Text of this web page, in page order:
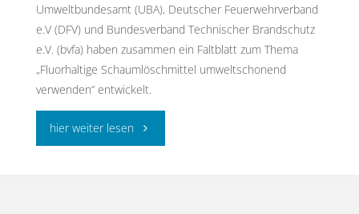
Umweltbundesamt (UBA), Deutscher Feuerwehrverband
e.V (DFV) und Bundesverband Technischer Brandschutz
e.V. (bvfa) haben zusammen ein Faltblatt zum Thema
„Fluorhaltige Schaumlöschmittel umweltschonend
verwenden“ entwickelt.
hier weiter lesen"Fluorhaltige